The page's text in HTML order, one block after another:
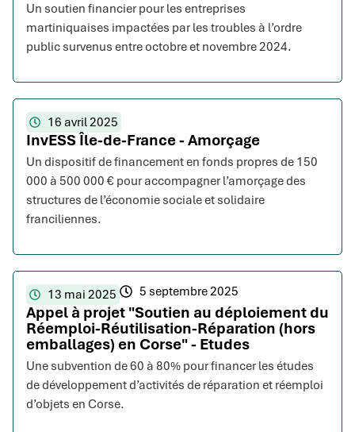
Un soutien financier pour les entreprises
martiniquaises impactées par les troubles à l’ordre
public survenus entre octobre et novembre 2024.
16 avril 2025
InvESS Île-de-France - Amorçage
Un dispositif de financement en fonds propres de 150
000 à 500 000 € pour accompagner l’amorçage des
structures de l’économie sociale et solidaire
franciliennes.
13 mai 2025 5 septembre 2025
Appel à projet "Soutien au déploiement du
Réemploi-Réutilisation-Réparation (hors
emballages) en Corse" - Etudes
Une subvention de 60 à 80% pour financer les études
de développement d’activités de réparation et réemploi
d’objets en Corse.